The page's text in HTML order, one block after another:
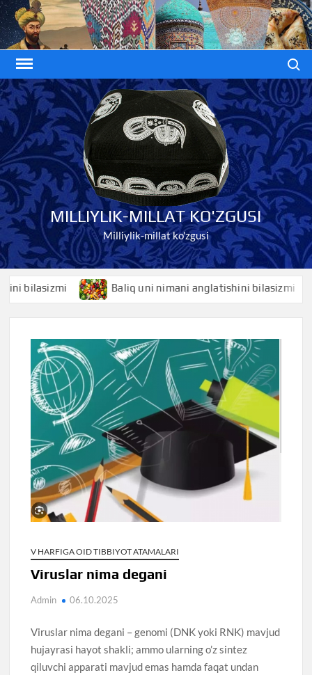
Skip
to
content
MILLIYLIK-MILLAT KO'ZGUSI
Milliylik-millat ko'zgusi
Baliq uni nimani anglatishini bilasizmi
V HARFIGA OID TIBBIYOT ATAMALARI
Viruslar nima degani
Admin 06.10.2025
Viruslar nima degani – genomi (DNK yoki RNK) mavjud
hujayrasi hayot shakli; ammo ularning o’z sintez
qiluvchi apparati mavjud emas hamda faqat undan